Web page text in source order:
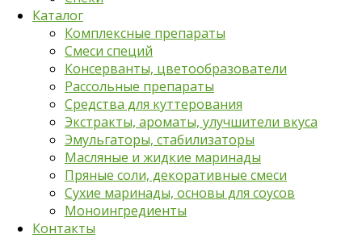
Каталог
Комплексные препараты
Смеси специй
Консерванты, цветообразователи
Рассольные препараты
Средства для куттерования
Экстракты, ароматы, улучшители вкуса
Эмульгаторы, стабилизаторы
Масляные и жидкие маринады
Пряные соли, декоративные смеси
Сухие маринады, основы для соусов
Моноингредиенты
Контакты